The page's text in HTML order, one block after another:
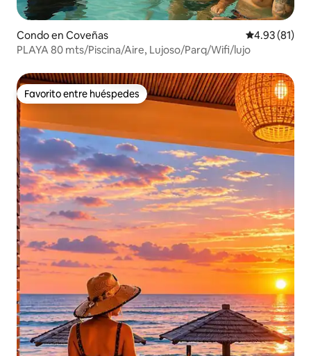
Condo en Coveñas Calificación
4.93 (81)
PLAYA 80 mts/Piscina/Aire, Lujoso/Parq/Wifi/lujo
Favorito entre huéspedes
Favorito entre huéspedes